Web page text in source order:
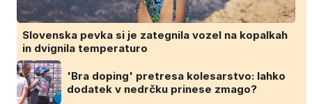
Slovenska pevka si je zategnila vozel na kopalkah
in dvignila temperaturo
'Bra doping' pretresa kolesarstvo: lahko
dodatek v nedrčku prinese zmago?